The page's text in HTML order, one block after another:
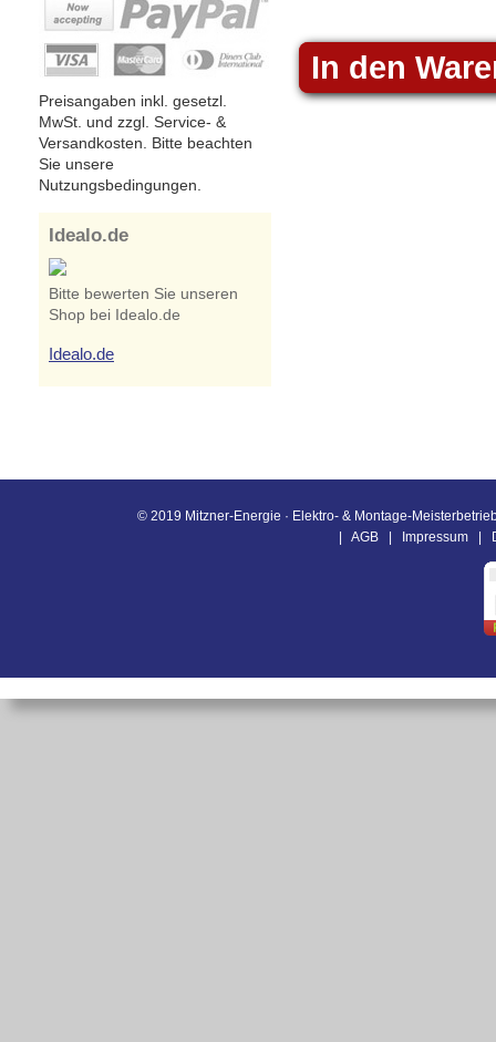
In den
Preisangaben inkl. gesetzl.
MwSt. und zzgl. Service- &
Versandkosten. Bitte beachten
Sie unsere
Nutzungsbedingungen.
Idealo.de
Bitte bewerten Sie unseren
Shop bei Idealo.de
Idealo.de
© 2019 Mitzner-Energie · Elektro- & Montage-
| AGB | Impressum |